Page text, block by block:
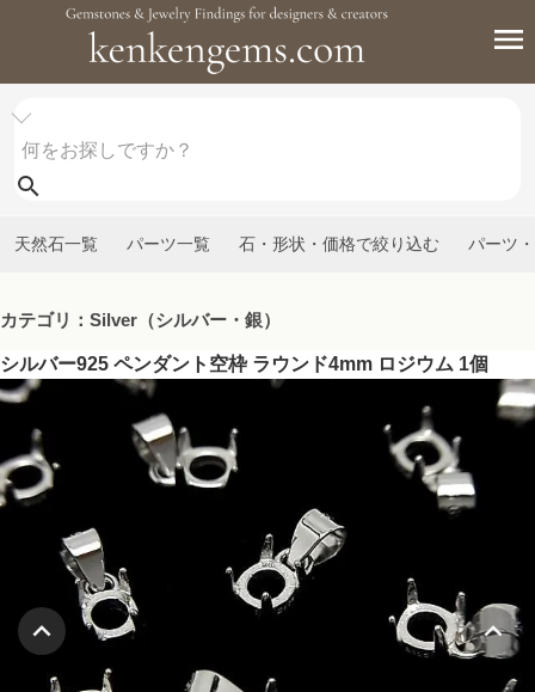
天然石一覧 パーツ一覧 石・形状・価格で絞り込む パーツ
カテゴリ：Silver（シルバー・銀）
シルバー925 ペンダント空枠 ラウンド4mm ロジウム 1個